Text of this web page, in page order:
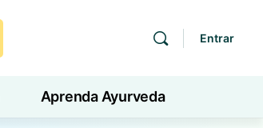
Entrar
Aprenda Ayurveda